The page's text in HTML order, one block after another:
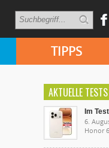
TIPPS
AKTUELLE TESTS
Im
6.
Honor